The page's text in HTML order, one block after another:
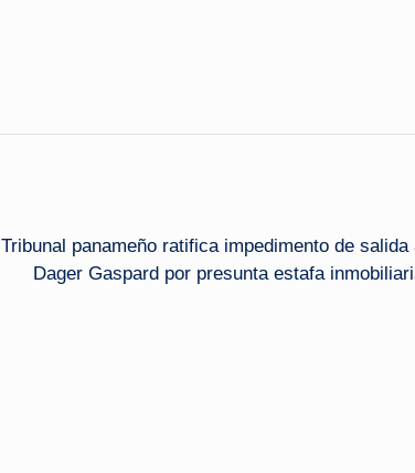
Tribunal panameño ratifica impedimento de
Dager Gaspard por presunta estafa